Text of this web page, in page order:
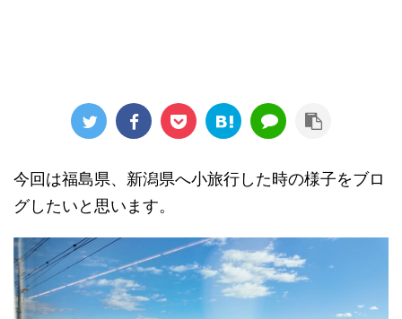
今回は福島県、新潟県へ小旅行した時の様子をブロ
グしたいと思います。